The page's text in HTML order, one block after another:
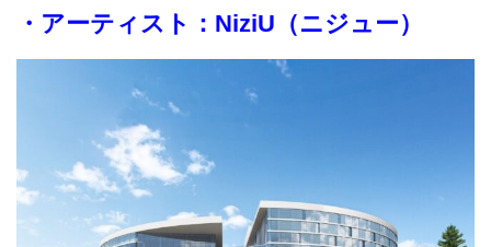
・アーティスト：NiziU（ニジュー）